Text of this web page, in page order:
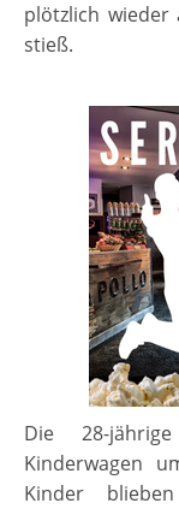
plötzlich wieder
stieß.
Die 28-
Kinderwagen
Kinder